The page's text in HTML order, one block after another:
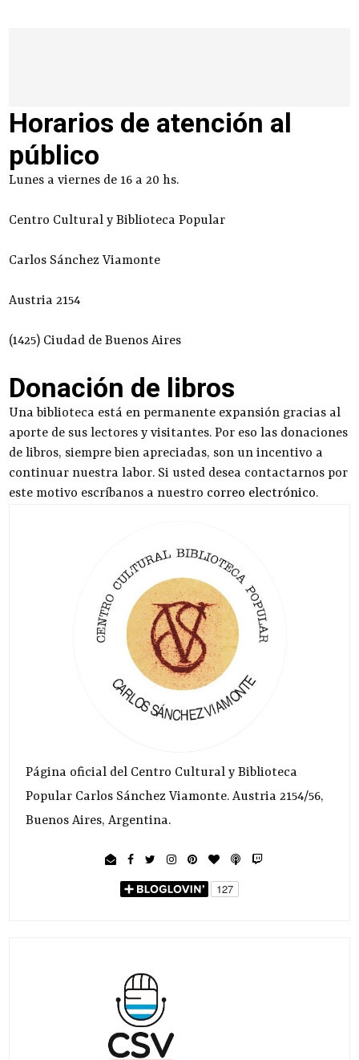
Horarios de atención al
público
Lunes a viernes de 16 a 20 hs.
Centro Cultural y Biblioteca Popular
Carlos Sánchez Viamonte
Austria 2154
(1425) Ciudad de Buenos Aires
Donación de libros
Una biblioteca está en permanente expansión gracias al
aporte de sus lectores y visitantes. Por eso las donaciones
de libros, siempre bien apreciadas, son un incentivo a
continuar nuestra labor. Si usted desea contactarnos por
este motivo escríbanos a nuestro correo electrónico.
Página oficial del Centro Cultural y Biblioteca
Popular Carlos Sánchez Viamonte. Austria 2154/56,
Buenos Aires, Argentina.